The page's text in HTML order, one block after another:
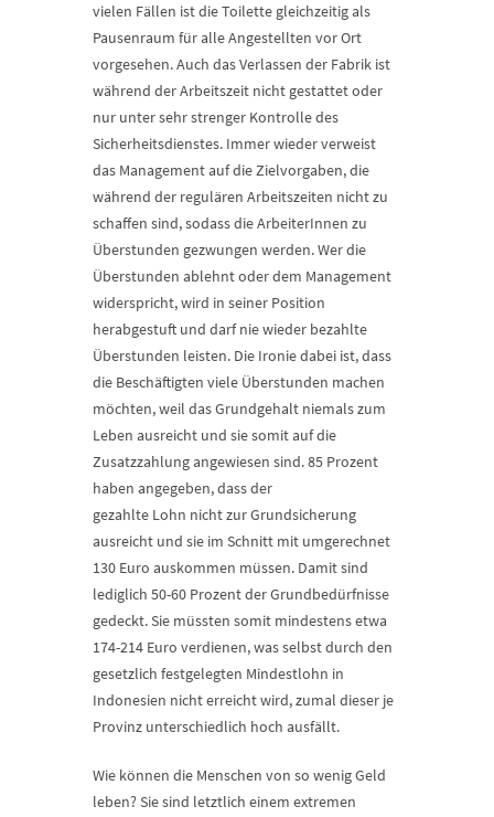
vielen Fällen ist die Toilette gleichzeitig als
Pausenraum für alle Angestellten vor Ort
vorgesehen. Auch das Verlassen der Fabrik ist
während der Arbeitszeit nicht gestattet oder
nur unter sehr strenger Kontrolle des
Sicherheitsdienstes. Immer wieder verweist
das Management auf die Zielvorgaben, die
während der regulären Arbeitszeiten nicht zu
schaffen sind, sodass die ArbeiterInnen zu
Überstunden gezwungen werden. Wer die
Überstunden ablehnt oder dem Management
widerspricht, wird in seiner Position
herabgestuft und darf nie wieder bezahlte
Überstunden leisten. Die Ironie dabei ist, dass
die Beschäftigten viele Überstunden machen
möchten, weil das Grundgehalt niemals zum
Leben ausreicht und sie somit auf die
Zusatzzahlung angewiesen sind. 85 Prozent
haben angegeben, dass der
gezahlte Lohn nicht zur Grundsicherung
ausreicht und sie im Schnitt mit umgerechnet
130 Euro auskommen müssen. Damit sind
lediglich 50-60 Prozent der Grundbedürfnisse
gedeckt. Sie müssten somit mindestens etwa
174-214 Euro verdienen, was selbst durch den
gesetzlich festgelegten Mindestlohn in
Indonesien nicht erreicht wird, zumal dieser je
Provinz unterschiedlich hoch ausfällt.
Wie können die Menschen von so wenig Geld
leben? Sie sind letztlich einem extremen